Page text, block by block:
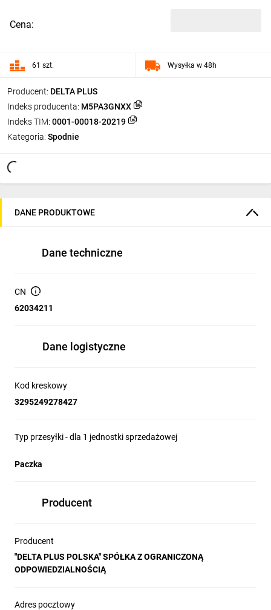
Producent: DELTA PLUS
Indeks producenta: M5PA3GNXX
Indeks TIM: 0001-00018-20219
Kategoria: Spodnie
Cena:
61 szt. Wysyłka w 48h
DANE PRODUKTOWE
Dane techniczne
CN
62034211
Dane logistyczne
Kod kreskowy
3295249278427
Typ przesyłki - dla 1 jednostki sprzedażowej
Paczka
Producent
Producent
"DELTA PLUS POLSKA" SPÓŁKA Z OGRANICZONĄ
ODPOWIEDZIALNOŚCIĄ
Adres pocztowy